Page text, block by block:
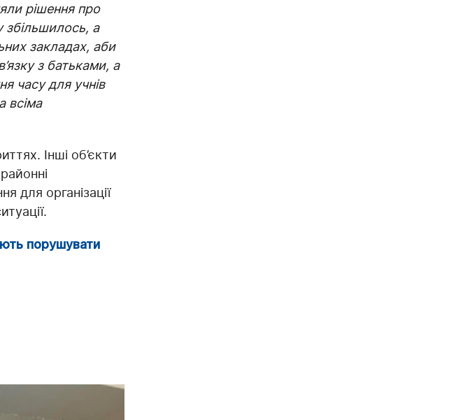
рішення про
збільшилось, а
закладах, аби
з батьками, а
часу для учнів
всіма
Інші об’єкти
для організації
порушувати